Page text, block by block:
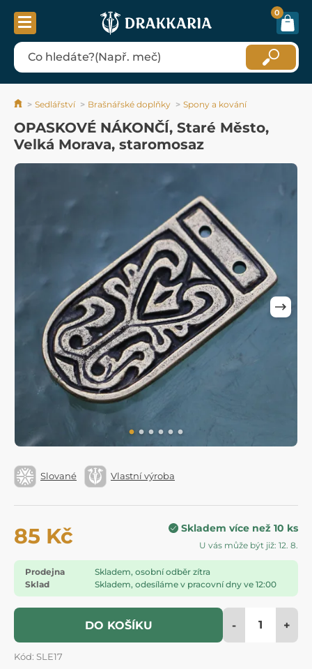
0
Sedlářství Brašnářské doplňky Spony a kování
OPASKOVÉ NÁKONČÍ, Staré Město,
Velká Morava, staromosaz
Slované Vlastní výroba
85 Kč Skladem více než 10 ks
U vás může být již: 12. 8.
Prodejna
Skladem, osobní odběr zítra
Sklad
Skladem, odesíláme v pracovní dny ve 12:00
DO KOŠÍKU - +
Kód: SLE17